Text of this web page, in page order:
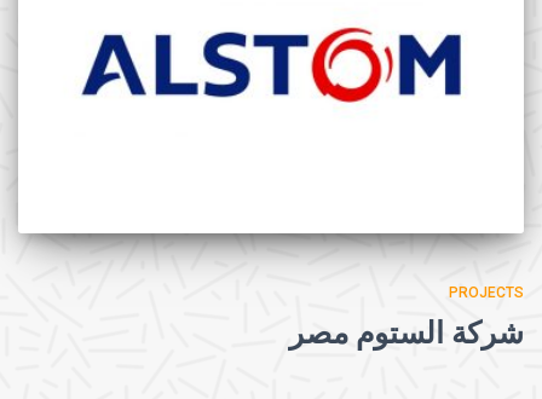
PROJECTS
شركة الستوم مصر